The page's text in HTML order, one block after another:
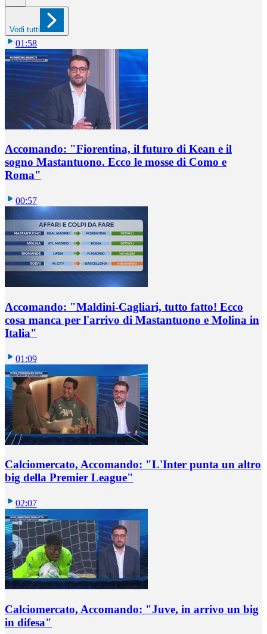
Vedi tutti
01:58
Accomando: "Fiorentina, il futuro di Kean e il
sogno Mastantuono. Ecco le mosse di Como e
Roma"
00:57
Accomando: "Maldini-Cagliari, tutto fatto! Ecco
cosa manca per l'arrivo di Mastantuono e Molina in
Italia"
01:09
Calciomercato, Accomando: "L'Inter punta un altro
big della Premier League"
02:07
Calciomercato, Accomando: "Juve, in arrivo un big
in difesa"